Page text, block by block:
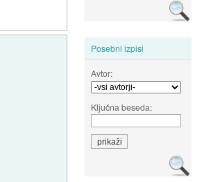
Posebni izpisi
Avtor:
Ključna beseda: